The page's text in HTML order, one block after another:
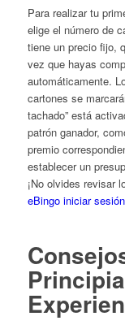
Para realizar tu
elige el número de
tiene un precio fijo,
vez que hayas
automáticamente.
cartones se
tachado” está
patrón ganador,
premio
establecer un
¡No olvides revisar
eBingo iniciar sesión